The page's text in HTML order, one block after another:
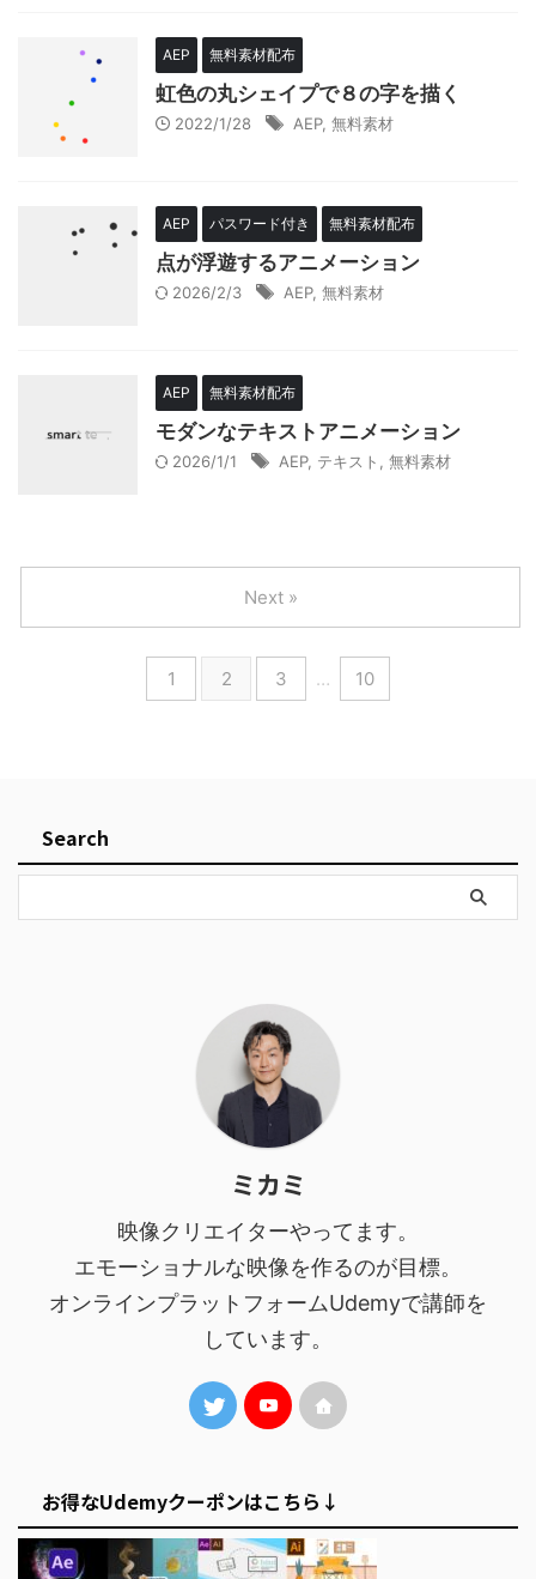
AEP 無料素材配布
虹色の丸シェイプで８の字を描く
2022/1/28 AEP, 無料素材
AEP パスワード付き 無料素材配布
点が浮遊するアニメーション
2026/2/3 AEP, 無料素材
AEP 無料素材配布
モダンなテキストアニメーション
2026/1/1 AEP, テキスト 無料素材
1 2 3 … 10
Next »
Search
ミカミ
映像クリエイターやってます。
エモーショナルな映像を作るのが目標。
オンラインプラットフォームUdemyで講師を
しています。
お得なUdemyクーポンはこちら↓